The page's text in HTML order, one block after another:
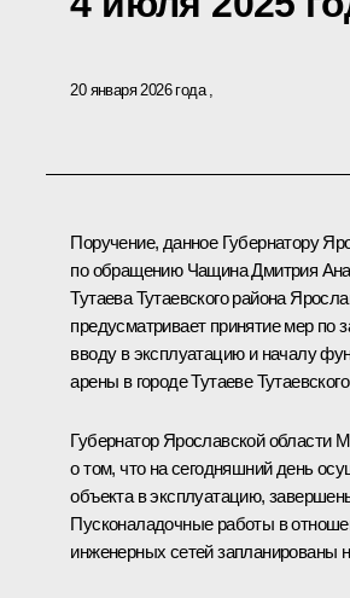
20 января 2026 года
Поручение, данное Губернатору
по обращению Чащина Дмитрия
Тутаева Тутаевского района
предусматривает принятие мер по
вводу в эксплуатацию и началу
арены в городе Тутаеве
Губернатор Ярославской области
о том, что на сегодняшний день
объекта в эксплуатацию,
Пусконаладочные работы в
инженерных сетей запланированы